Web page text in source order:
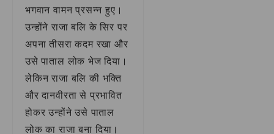
भगवान वामन प्रसन्न हुए।
उन्होंने राजा बलि के सिर पर
अपना तीसरा कदम रखा और
उसे पाताल लोक भेज दिया।
लेकिन राजा बलि की भक्ति
और दानवीरता से प्रभावित
होकर उन्होंने उसे पाताल
लोक का राजा बना दिया।